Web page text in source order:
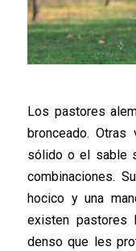
Los pastores
bronceado.
sólido o el sable
combinaciones.
hocico y una
existen pastores
denso que les